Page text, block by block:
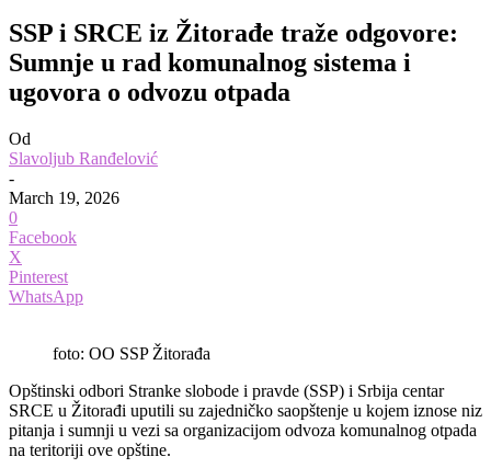
SSP i SRCE iz Žitorađe traže odgovore:
Sumnje u rad komunalnog sistema i
ugovora o odvozu otpada
Od
Slavoljub Ranđelović
-
March 19, 2026
0
Facebook
X
Pinterest
WhatsApp
foto: OO SSP Žitorađa
Opštinski odbori Stranke slobode i pravde (SSP) i Srbija centar
SRCE u Žitorađi uputili su zajedničko saopštenje u kojem iznose niz
pitanja i sumnji u vezi sa organizacijom odvoza komunalnog otpada
na teritoriji ove opštine.